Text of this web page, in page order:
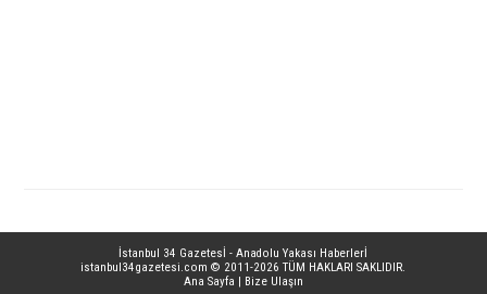
İstanbul 34 Gazetesİ - Anadolu Yakası Haberlerİ
istanbul34gazetesi.com © 2011-2026 TÜM HAKLARI SAKLIDIR.
Ana Sayfa | Bize Ulaşın